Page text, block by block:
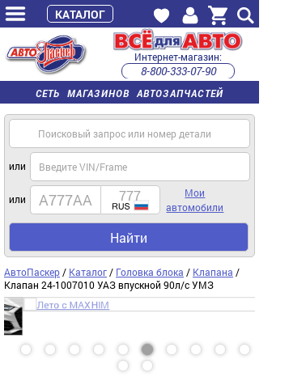
СЕТЬ МАГАЗИНОВ АВТОЗАПЧАСТЕЙ
Интернет-магазин:
8-800-333-07-90
часы работы с 9:00 до 22:00 (пн-пт)
или
или
Мои
автомобили
Найти
АвтоПаскер / Каталог / Головка блока / Клапана /
Клапан 24-1007010 УАЗ впускной 90л/с УМЗ
КАТАЛОГ